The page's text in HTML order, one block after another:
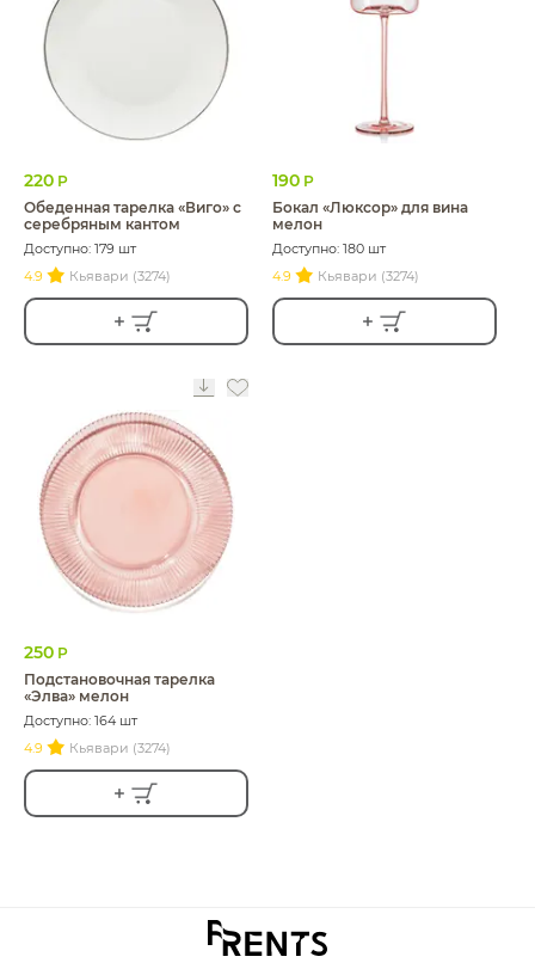
220 Р
Обеденная тарелка «Виго» с
серебряным кантом
Доступно: 179 шт
4.9
Кьявари (3274)
190 Р
Бокал «Люксор» для вина
мелон
Доступно: 180 шт
4.9
Кьявари (3274)
250 Р
Подстановочная тарелка
«Элва» мелон
Доступно: 164 шт
4.9
Кьявари (3274)